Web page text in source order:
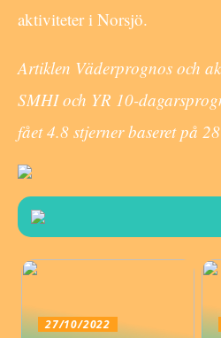
aktiviteter i Norsjö.
Artiklen Väderprognos och
SMHI och YR 10-
fået4.8 stjerner baseret på 28
27/10/2022